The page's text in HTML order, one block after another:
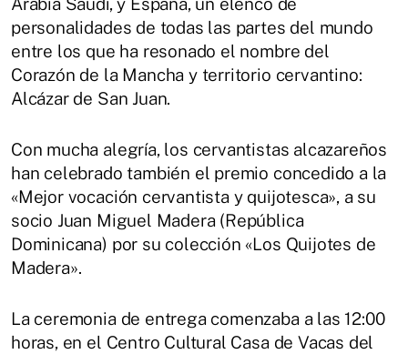
personalidades de todas las partes del mundo
entre los que ha resonado el nombre del
Corazón de la Mancha y territorio cervantino:
Alcázar de San Juan.
Con mucha alegría, los cervantistas alcazareños
han celebrado también el premio concedido a la
«Mejor vocación cervantista y quijotesca», a su
socio Juan Miguel Madera (República
Dominicana) por su colección «Los Quijotes de
Madera».
La ceremonia de entrega comenzaba a las 12:00
horas, en el Centro Cultural Casa de Vacas del